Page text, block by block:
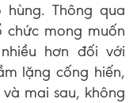
Thông qua
chức mong muốn
hơn đối với
lặng cống hiến,
mai sau, không